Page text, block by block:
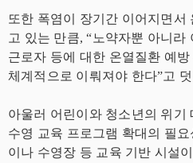
또한 폭염이 장기간 이어지면서
고 있는 만큼, “노약자뿐 아니
근로자 등에 대한 온열질환 예
체계적으로 이뤄져야 한다”고
아울러 어린이와 청소년의 위기
수영 교육 프로그램 확대의 필
이나 수영장 등 교육 기반 시설